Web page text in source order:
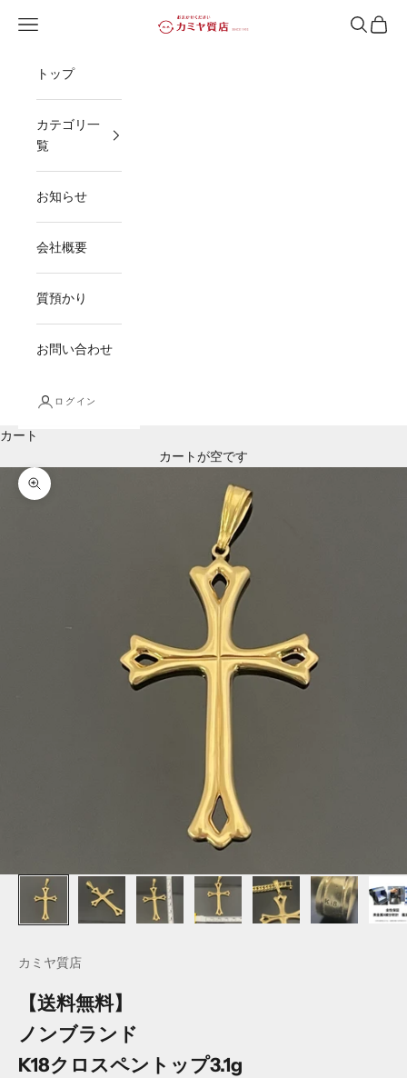
カミヤ質店
メニューを開く 検索を開
カー
トップ
カテゴリ一
覧
お知らせ
会社概要
質預かり
お問い合わせ
ログイン
カート
カートが空です
ズームイン
カミヤ質店
【送料無料】
ノンブランド
K18クロスペントップ3.1g